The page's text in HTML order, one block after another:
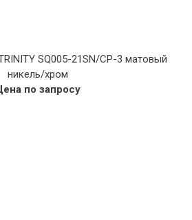
SQ005-21SN/CP-3 матовый
никель/хром
по запросу